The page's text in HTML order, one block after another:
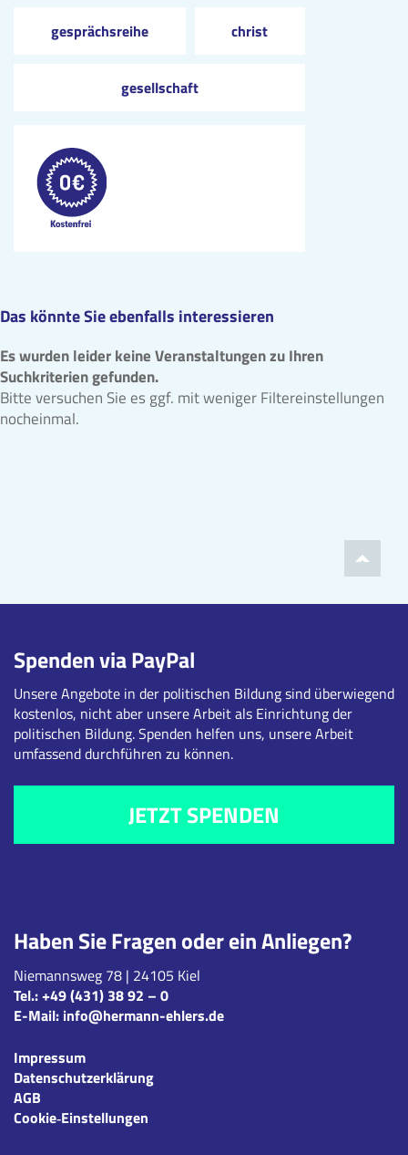
gesprächsreihe christ
gesellschaft
Das könnte Sie ebenfalls interessieren
Es wurden leider keine Veranstaltungen zu Ihren
Suchkriterien gefunden.
Bitte versuchen Sie es ggf. mit weniger Filtereinstellungen
nocheinmal.
Haben Sie Fragen oder ein Anliegen?
Niemannsweg 78 | 24105 Kiel
Tel.:+49 (431) 38 92 – 0
E-Mail: info@hermann-ehlers.de
Impressum
Datenschutzerklärung
AGB
Cookie‑Einstellungen
Spenden via PayPal
Unsere Angebote in der politischen Bildung sind überwiegend
kostenlos, nicht aber unsere Arbeit als Einrichtung der
politischen Bildung. Spenden helfen uns, unsere Arbeit
umfassend durchführen zu können.
JETZT SPENDEN